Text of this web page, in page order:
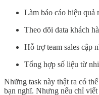
Làm báo cáo hiệu quả
Theo dõi data khách
Hỗ trợ team sales cập
Tổng hợp số liệu từ
Những task này thật ra có
bạn nghĩ. Nhưng nếu chỉ